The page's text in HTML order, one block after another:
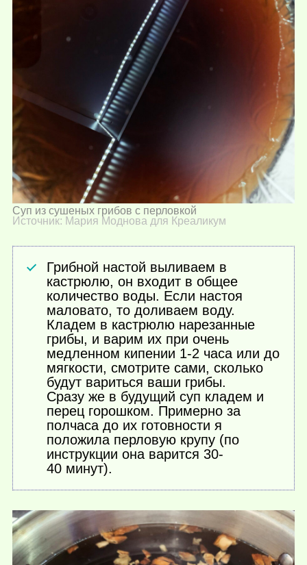
Суп из сушеных грибов с перловкой
Источник: Мария Моднова для Креаликум
Грибной настой выливаем в
кастрюлю, он входит в общее
количество воды. Если настоя
маловато, то доливаем воду.
Кладем в кастрюлю нарезанные
грибы, и варим их при очень
медленном кипении 1-2 часа или до
мягкости, смотрите сами, сколько
будут вариться ваши грибы.
Сразу же в будущий суп кладем и
перец горошком. Примерно за
полчаса до их готовности я
положила перловую крупу (по
инструкции она варится 30-
40 минут).